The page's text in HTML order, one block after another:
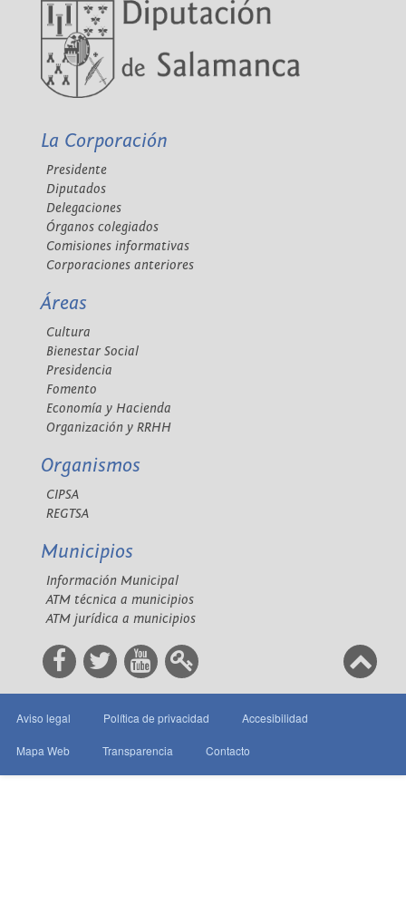
La Corporación
Presidente
Diputados
Delegaciones
Órganos colegiados
Comisiones informativas
Corporaciones anteriores
Áreas
Cultura
Bienestar Social
Presidencia
Fomento
Economía y Hacienda
Organización y RRHH
Organismos
CIPSA
REGTSA
Municipios
Información Municipal
ATM técnica a municipios
ATM jurídica a municipios
Aviso legal Política de privacidad Accesibilidad
Mapa Web Transparencia Contacto